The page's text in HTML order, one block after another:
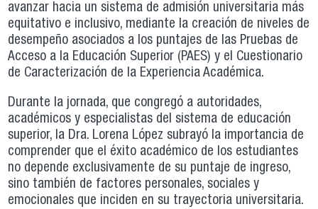
avanzar hacia un sistema de admisión universitaria más
equitativo e inclusivo, mediante la creación de niveles de
desempeño asociados a los puntajes de las Pruebas de
Acceso a la Educación Superior (PAES) y el Cuestionario
de Caracterización de la Experiencia Académica.
Durante la jornada, que congregó a autoridades,
académicos y especialistas del sistema de educación
superior, la Dra. Lorena López subrayó la importancia de
comprender que el éxito académico de los estudiantes
no depende exclusivamente de su puntaje de ingreso,
sino también de factores personales, sociales y
emocionales que inciden en su trayectoria universitaria.